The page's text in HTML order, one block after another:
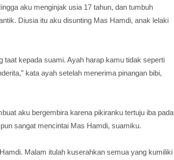
aku menginjak usia 17 tahun, dan tumbuh
Diusia itu aku disunting Mas Hamdi, anak lelaki
taat kepada suami. Ayah harap kamu tidak seperti
kata ayah setelah menerima pinangan bibi,
aku bergembira karena pikiranku tertuju iba pada
sangat mencintai Mas Hamdi, suamiku.
Malam itulah kuserahkan semua yang kumiliki